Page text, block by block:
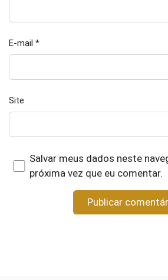
E-mail *
Site
Salvar meus dados neste
próxima vez que eu comentar.